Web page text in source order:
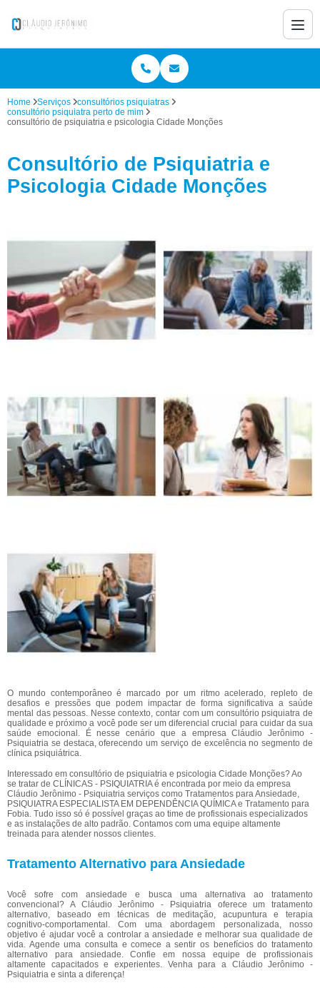
Home Serviços
consultórios psiquiatras
consultório psiquiatra perto de mim
consultório de psiquiatria e psicologia Cidade Monções
Consultório de Psiquiatria e
Psicologia Cidade Monções
O mundo contemporâneo é marcado por um ritmo acelerado, repleto de
desafios e pressões que podem impactar de forma significativa a saúde
mental das pessoas. Nesse contexto, contar com um consultório psiquiatra de
qualidade e próximo a você pode ser um diferencial crucial para cuidar da sua
saúde emocional. É nesse cenário que a empresa Cláudio Jerônimo -
Psiquiatria se destaca, oferecendo um serviço de excelência no segmento de
clínica psiquiátrica.
Interessado em consultório de psiquiatria e psicologia Cidade Monções? Ao
se tratar de CLÍNICAS - PSIQUIATRIA é encontrada por meio da empresa
Cláudio Jerônimo - Psiquiatria serviços como Tratamentos para Ansiedade,
PSIQUIATRA ESPECIALISTA EM DEPENDÊNCIA QUÍMICA e Tratamento para
Fobia. Tudo isso só é possível graças ao time de profissionais especializados
e as instalações de alto padrão. Contamos com uma equipe altamente
treinada para atender nossos clientes.
Tratamento Alternativo para Ansiedade
Você sofre com ansiedade e busca uma alternativa ao tratamento
convencional? A Cláudio Jerônimo - Psiquiatria oferece um tratamento
alternativo, baseado em técnicas de meditação, acupuntura e terapia
cognitivo-comportamental. Com uma abordagem personalizada, nosso
objetivo é ajudar você a controlar a ansiedade e melhorar sua qualidade de
vida. Agende uma consulta e comece a sentir os benefícios do tratamento
alternativo para ansiedade. Confie em nossa equipe de profissionais
altamente capacitados e experientes. Venha para a Cláudio Jerônimo -
Psiquiatria e sinta a diferença!